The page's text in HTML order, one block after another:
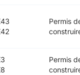
Permis
Permis